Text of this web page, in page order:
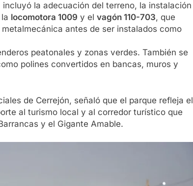
la adecuación del terreno, la instalación
locomotora 1009 y el vagón 110-703, que
antes de ser instalados como
peatonales y zonas verdes. También se
polines convertidos en bancas, muros y
de Cerrejón, señaló que el parque refleja el
al turismo local y al corredor turístico que
y el Gigante Amable.